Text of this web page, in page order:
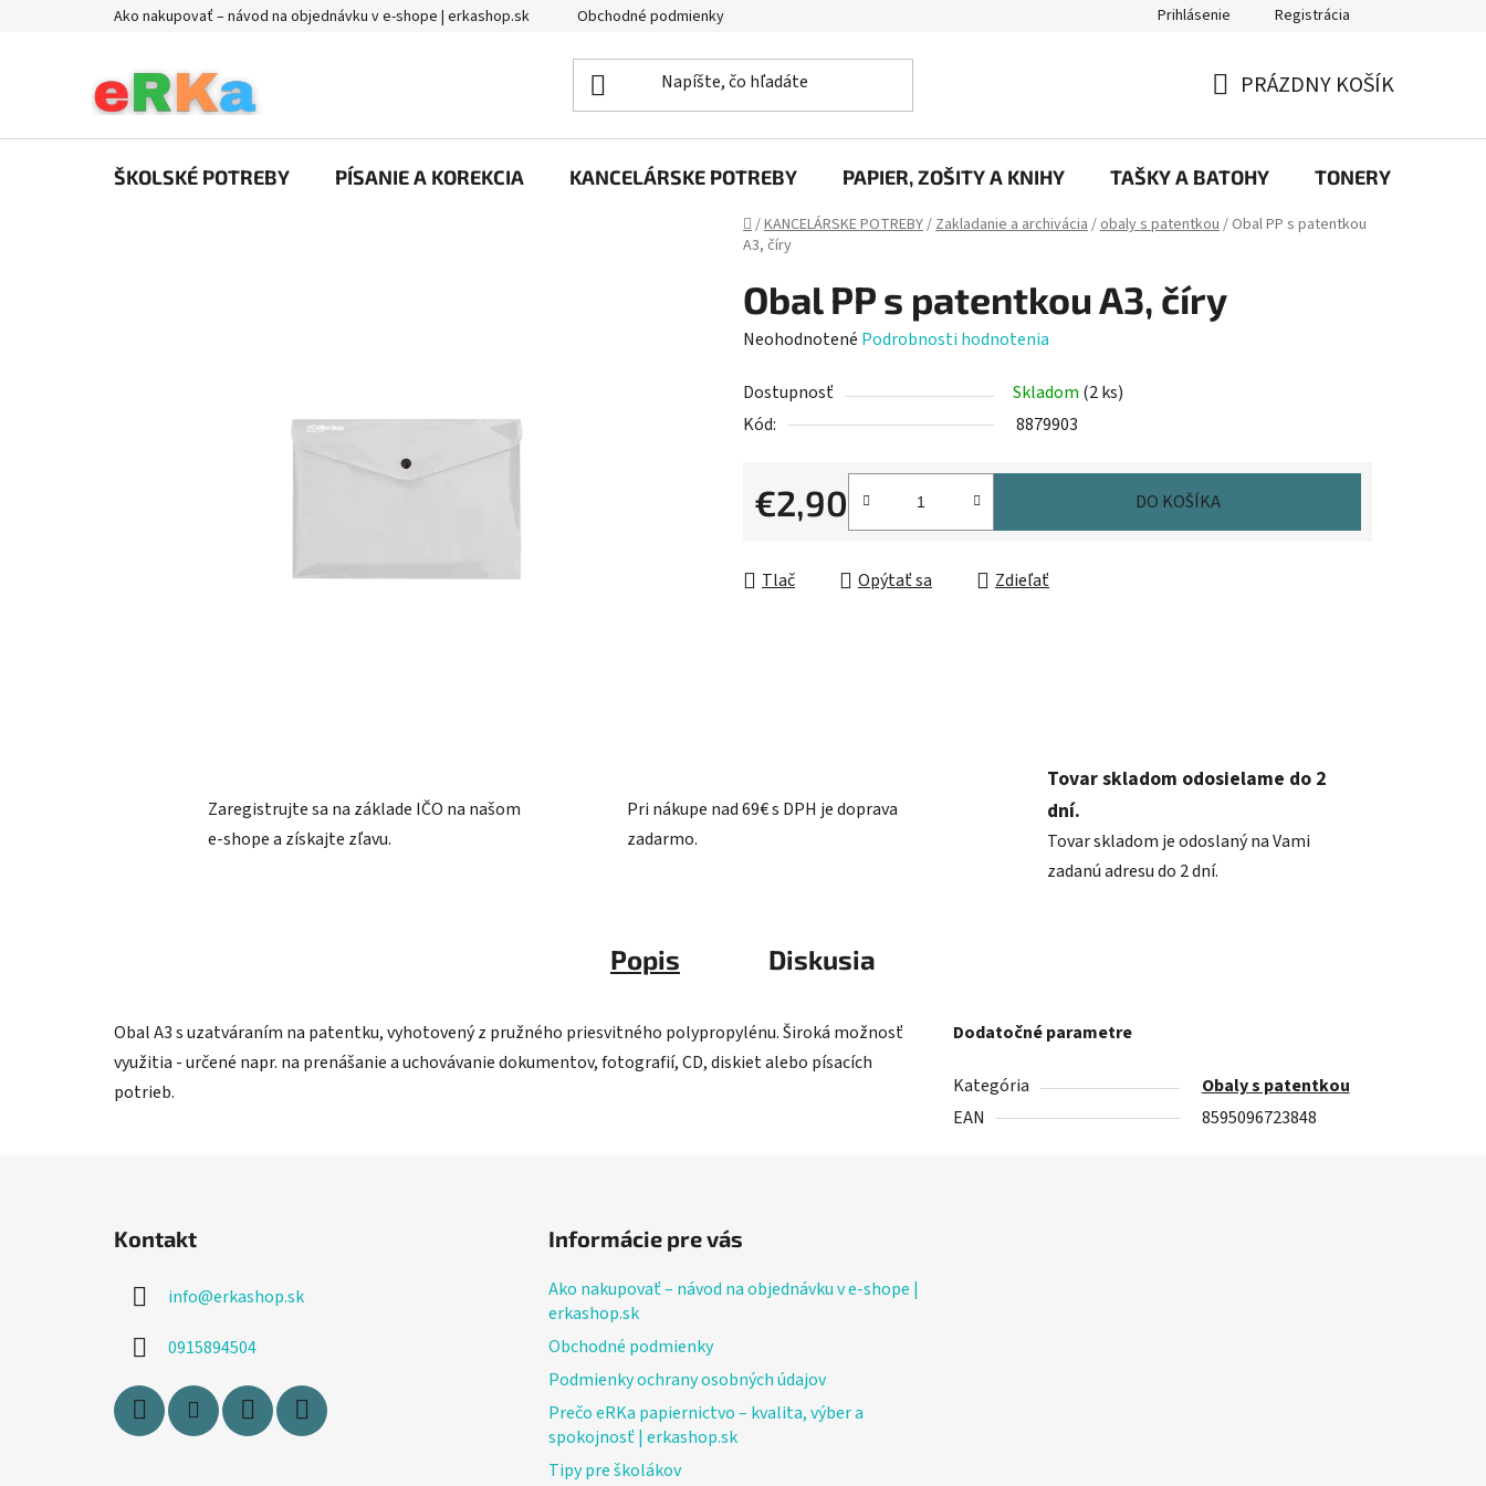
Ako nakupovať – návod na objednávku v e-shope | erkashop.sk Obchodné podmienky Prečo eRKa papiernictvo – kvalita, výber a spokojnosť |
Prihlásenie Registrácia
KOŠÍK
PRÁZDNY KOŠÍK
ŠKOLSKÉ POTREBY PÍSANIE A KOREKCIA KANCELÁRSKE POTREBY PAPIER, ZOŠITY A KNIHY TAŠKY A BATOHY TONERY
Domov
/KANCELÁRSKE POTREBY/Zakladanie a archivácia/obaly s patentkou/ Obal PP s patentkou
A3, číry
Obal PP s patentkou A3, číry
Priemerné
produktu
je
Neohodnotené Podrobnosti hodnotenia
Dostupnosť Skladom (2 ks)
Kód:
8879903
€2,90
Jednotková cena:
DO KOŠÍKA
Tlač Opýtať sa Zdieľať
Zaregistrujte sa na základe IČO na našom
e-shope a získajte zľavu.
Pri nákupe nad 69€ s DPH je doprava
zadarmo.
Tovar skladom odosielame do 2
dní.
Tovar skladom je odoslaný na Vami
zadanú adresu do 2 dní.
Popis Diskusia
Obal A3 s uzatváraním na patentku, vyhotovený z pružného priesvitného polypropylénu. Široká možnosť
využitia - určené napr. na prenášanie a uchovávanie dokumentov, fotografií, CD, diskiet alebo písacích
potrieb.
Dodatočné parametre
Kategória
Obaly s patentkou
EAN
8595096723848
Kontakt
info@erkashop.sk
0915894504
Informácie pre vás
Ako nakupovať – návod na objednávku v e-shope |
erkashop.sk
Obchodné podmienky
Podmienky ochrany osobných údajov
Prečo eRKa papiernictvo – kvalita, výber a
spokojnosť | erkashop.sk
Tipy pre školákov